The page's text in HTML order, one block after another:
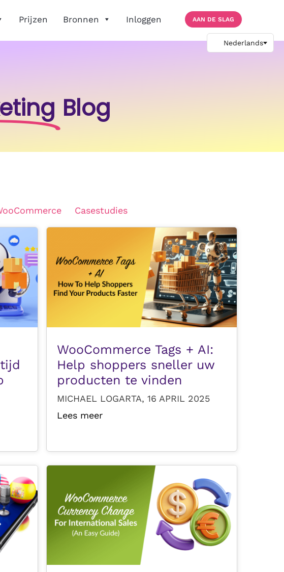
Prijzen Bronnen Inloggen AAN DE SLAG
Blog
Casestudies
WooCommerce Tags + AI:
Help shoppers sneller uw
producten te vinden
MICHAEL LOGARTA, 16 APRIL 2025
Lees meer